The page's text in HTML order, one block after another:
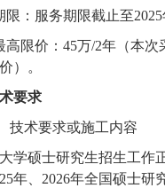
： 服务期限截止至2025
限价： 45万/2年（本次
）。
要求
技术要求或施工内容
学硕士研究生招生工作
年、 2026年全国硕士研